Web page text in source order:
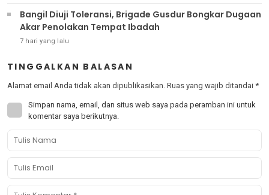
Bangil Diuji Toleransi, Brigade Gusdur Bongkar Dugaan
Akar Penolakan Tempat Ibadah
7 hari yang lalu
TINGGALKAN BALASAN
Alamat email Anda tidak akan dipublikasikan. Ruas yang wajib ditandai *
Simpan nama, email, dan situs web saya pada peramban ini untuk
komentar saya berikutnya.